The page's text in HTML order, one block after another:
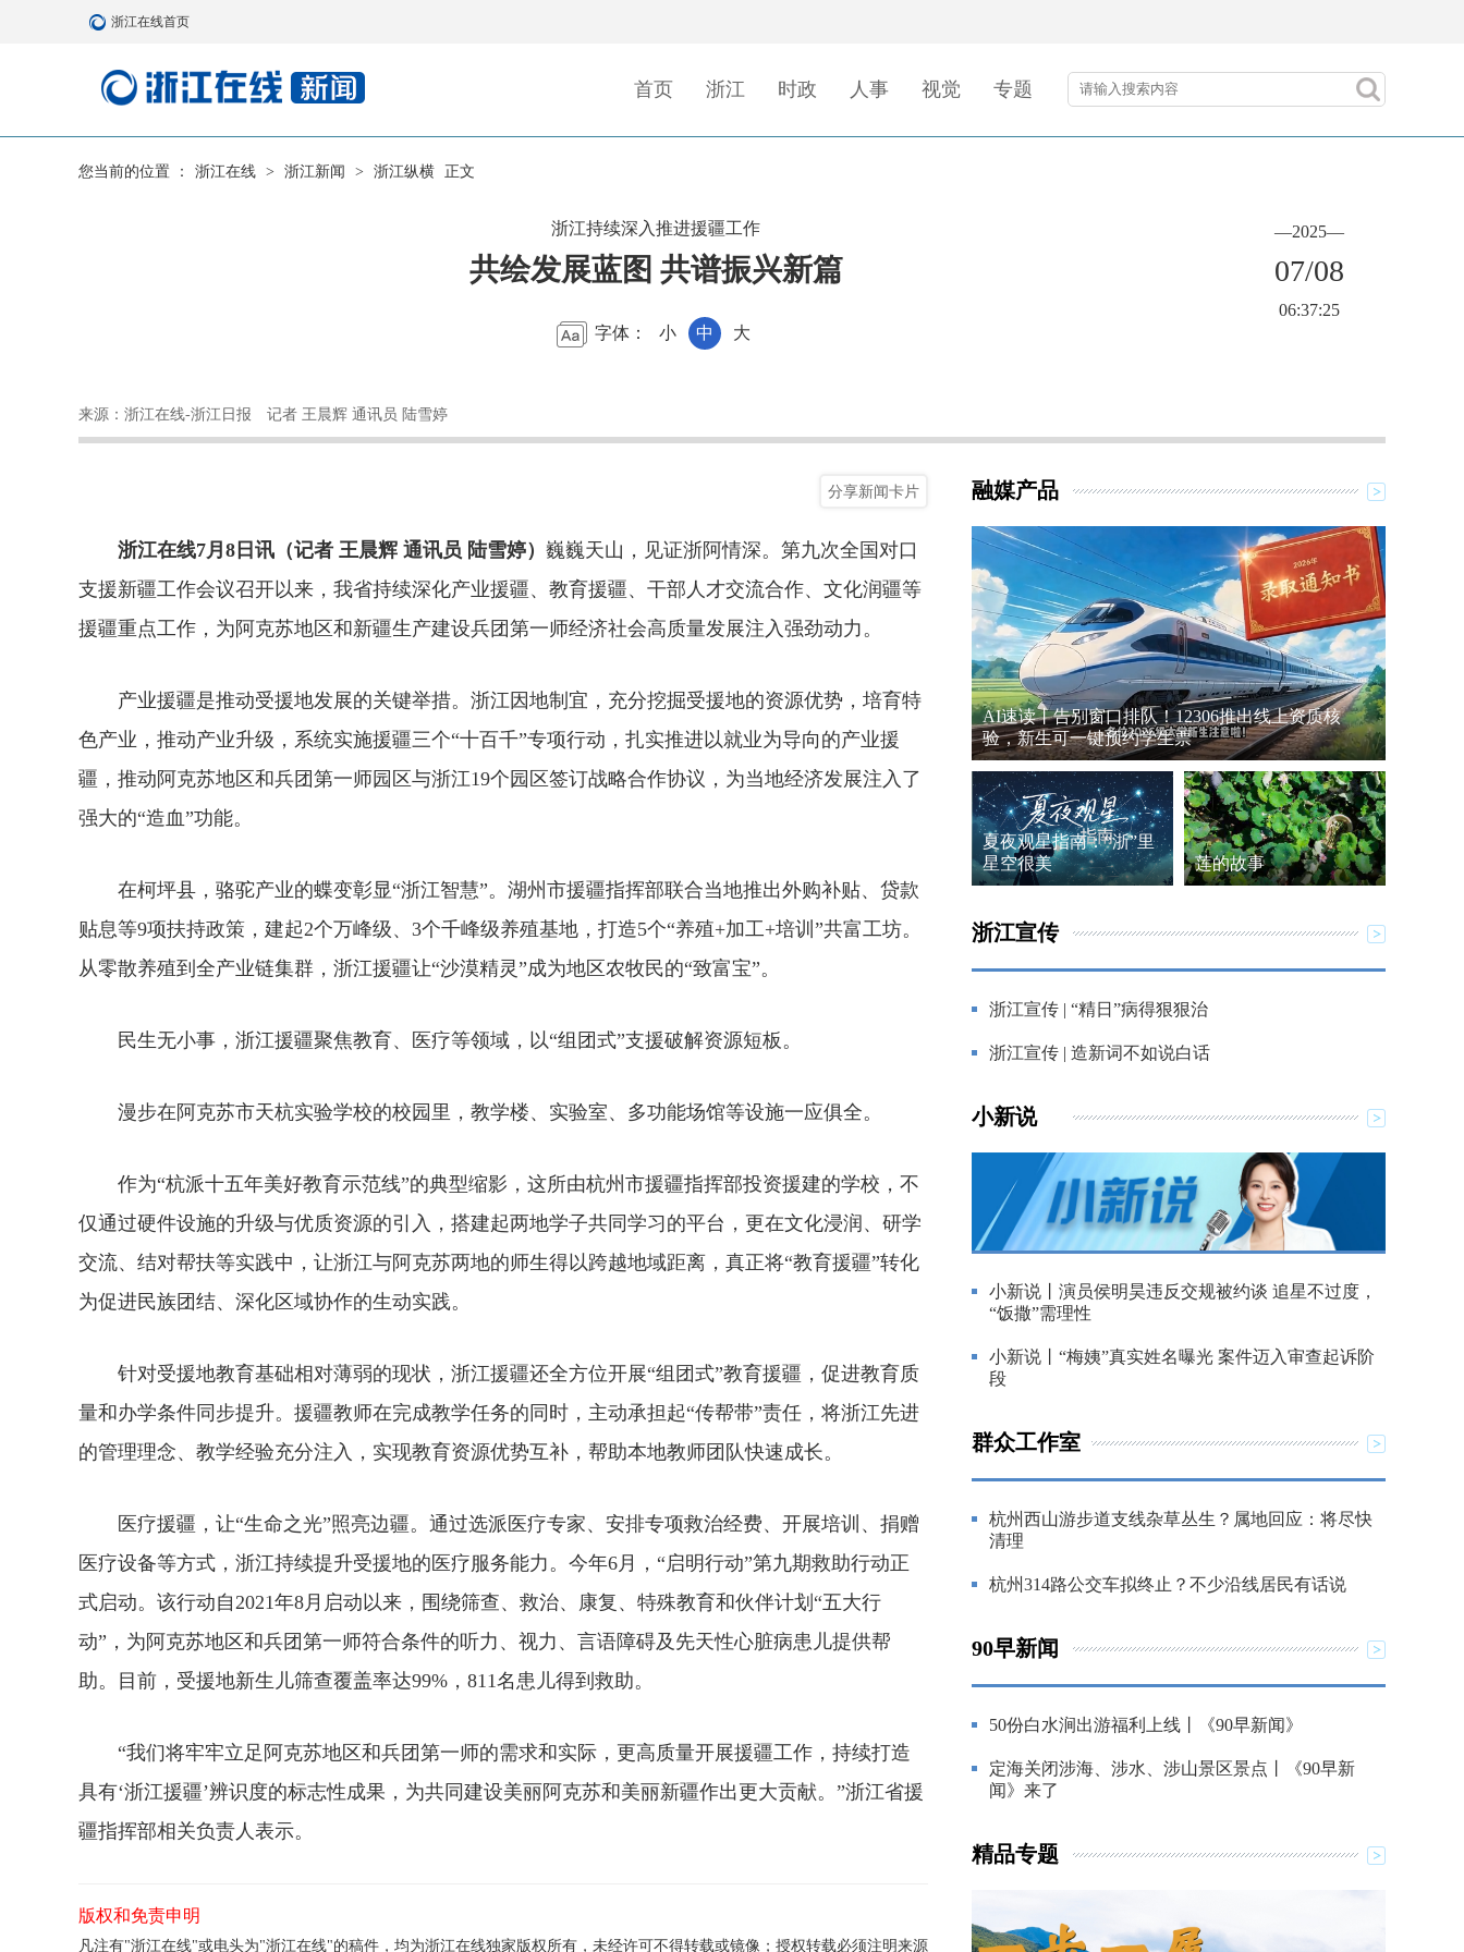
浙江在线首页
首页 浙江 时政 人事 视觉 专题
您当前的位置 ： 浙江在线 > 浙江新闻 > 浙江纵横 正文
浙江持续深入推进援疆工作
共绘发展蓝图 共谱振兴新篇
字体： 小 中 大
—2025—
07/08
06:37:25
来源：浙江在线-浙江日报 记者 王晨辉 通讯员 陆雪婷
分享新闻卡片
浙江在线7月8日讯（记者 王晨辉 通讯员 陆雪婷） 巍巍天山，见证浙阿情深。第九次全国对口
支援新疆工作会议召开以来，我省持续深化产业援疆、教育援疆、干部人才交流合作、文化润疆等
援疆重点工作，为阿克苏地区和新疆生产建设兵团第一师经济社会高质量发展注入强劲动力。
产业援疆是推动受援地发展的关键举措。浙江因地制宜，充分挖掘受援地的资源优势，培育特
色产业，推动产业升级，系统实施援疆三个“十百千”专项行动，扎实推进以就业为导向的产业援
疆，推动阿克苏地区和兵团第一师园区与浙江19个园区签订战略合作协议，为当地经济发展注入了
强大的“造血”功能。
在柯坪县，骆驼产业的蝶变彰显“浙江智慧”。湖州市援疆指挥部联合当地推出外购补贴、贷款
贴息等9项扶持政策，建起2个万峰级、3个千峰级养殖基地，打造5个“养殖+加工+培训”共富工坊。
从零散养殖到全产业链集群，浙江援疆让“沙漠精灵”成为地区农牧民的“致富宝”。
民生无小事，浙江援疆聚焦教育、医疗等领域，以“组团式”支援破解资源短板。
漫步在阿克苏市天杭实验学校的校园里，教学楼、实验室、多功能场馆等设施一应俱全。
作为“杭派十五年美好教育示范线”的典型缩影，这所由杭州市援疆指挥部投资援建的学校，不
仅通过硬件设施的升级与优质资源的引入，搭建起两地学子共同学习的平台，更在文化浸润、研学
交流、结对帮扶等实践中，让浙江与阿克苏两地的师生得以跨越地域距离，真正将“教育援疆”转化
为促进民族团结、深化区域协作的生动实践。
针对受援地教育基础相对薄弱的现状，浙江援疆还全方位开展“组团式”教育援疆，促进教育质
量和办学条件同步提升。援疆教师在完成教学任务的同时，主动承担起“传帮带”责任，将浙江先进
的管理理念、教学经验充分注入，实现教育资源优势互补，帮助本地教师团队快速成长。
医疗援疆，让“生命之光”照亮边疆。通过选派医疗专家、安排专项救治经费、开展培训、捐赠
医疗设备等方式，浙江持续提升受援地的医疗服务能力。今年6月，“启明行动”第九期救助行动正
式启动。该行动自2021年8月启动以来，围绕筛查、救治、康复、特殊教育和伙伴计划“五大行
动”，为阿克苏地区和兵团第一师符合条件的听力、视力、言语障碍及先天性心脏病患儿提供帮
助。目前，受援地新生儿筛查覆盖率达99%，811名患儿得到救助。
“我们将牢牢立足阿克苏地区和兵团第一师的需求和实际，更高质量开展援疆工作，持续打造
具有‘浙江援疆’辨识度的标志性成果，为共同建设美丽阿克苏和美丽新疆作出更大贡献。”浙江省援
疆指挥部相关负责人表示。
版权和免责申明
凡注有"浙江在线"或电头为"浙江在线"的稿件，均为浙江在线独家版权所有，未经许可不得转载或镜像；授权转载必须注明来源
融媒产品
AI速读丨告别窗口排队！12306推出线上资质核
验，新生可一键预约学生票
夏夜观星指南：“浙”里
星空很美
莲的故事
浙江宣传
浙江宣传 | “精日”病得狠狠治
浙江宣传 | 造新词不如说白话
小新说
小新说丨演员侯明昊违反交规被约谈 追星不过度，
“饭撒”需理性
小新说丨“梅姨”真实姓名曝光 案件迈入审查起诉阶
段
群众工作室
杭州西山游步道支线杂草丛生？属地回应：将尽快
清理
杭州314路公交车拟终止？不少沿线居民有话说
90早新闻
50份白水涧出游福利上线丨《90早新闻》
定海关闭涉海、涉水、涉山景区景点丨《90早新
闻》来了
精品专题